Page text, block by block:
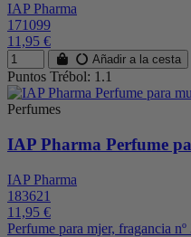
IAP Pharma
171099
11,95 €
Añadir a la cesta
Puntos Trébol: 1.1
Perfumes
IAP Pharma Perfume
IAP Pharma
183621
11,95 €
Perfume para mjer, fragancia